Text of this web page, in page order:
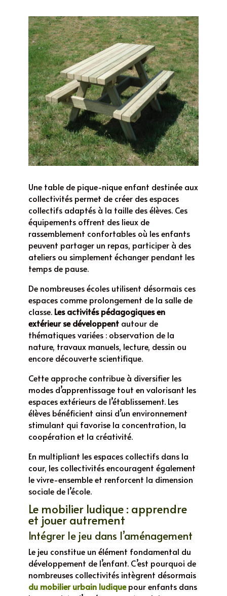
Une table de pique-nique enfant destinée aux
collectivités permet de créer des espaces
collectifs adaptés à la taille des élèves. Ces
équipements offrent des lieux de
rassemblement confortables où les enfants
peuvent partager un repas, participer à des
ateliers ou simplement échanger pendant les
temps de pause.
De nombreuses écoles utilisent désormais ces
espaces comme prolongement de la salle de
classe. Les activités pédagogiques en
extérieur se développentautour de
thématiques variées : observation de la
nature, travaux manuels, lecture, dessin ou
encore découverte scientifique.
Cette approche contribue à diversifier les
modes d’apprentissage tout en valorisant les
espaces extérieurs de l’établissement. Les
élèves bénéficient ainsi d’un environnement
stimulant qui favorise la concentration, la
coopération et la créativité.
En multipliant les espaces collectifs dans la
cour, les collectivités encouragent également
le vivre-ensemble et renforcent la dimension
sociale de l’école.
Le mobilier ludique : apprendre
et jouer autrement
Intégrer le jeu dans l’aménagement
Le jeu constitue un élément fondamental du
développement de l’enfant. C’est pourquoi de
nombreuses collectivités intègrent désormais
du mobilier urbain ludiquepour enfants dans